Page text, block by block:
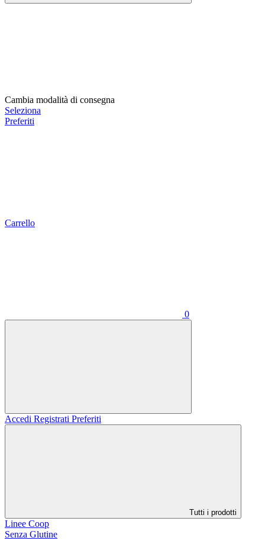
Cambia modalità di consegna
Seleziona
Preferiti
Carrello
0
Accedi Registrati Preferiti
Tutti i prodotti
Linee Coop
Senza Glutine